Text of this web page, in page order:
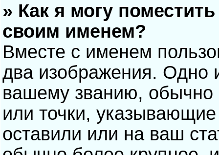
» Как я могу
своим именем?
Вместе с именем
два изображения. Одно
вашему званию, обычно
или точки,
оставили или на ваш